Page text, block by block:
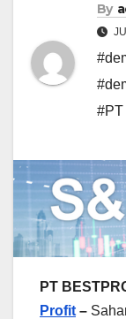
By
#PT
PT
Profit –